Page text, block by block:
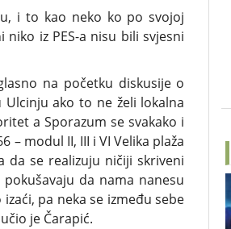
i to kao neko ko po svojoj
iz PES-a nisu bili svjesni
na početku diskusije o
Ulcinju ako to ne želi lokalna
a Sporazum se svakako i
– modul II, III i VI Velika plaža
da se realizuju ničiji skriveni
da nama nanesu
pa neka se između sebe
je Čarapić.